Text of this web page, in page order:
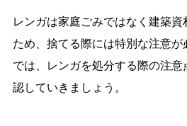
レンガは家庭ごみではなく建築資
ため、捨てる際には特別な注意
では、レンガを処分する際の注
認していきましょう。